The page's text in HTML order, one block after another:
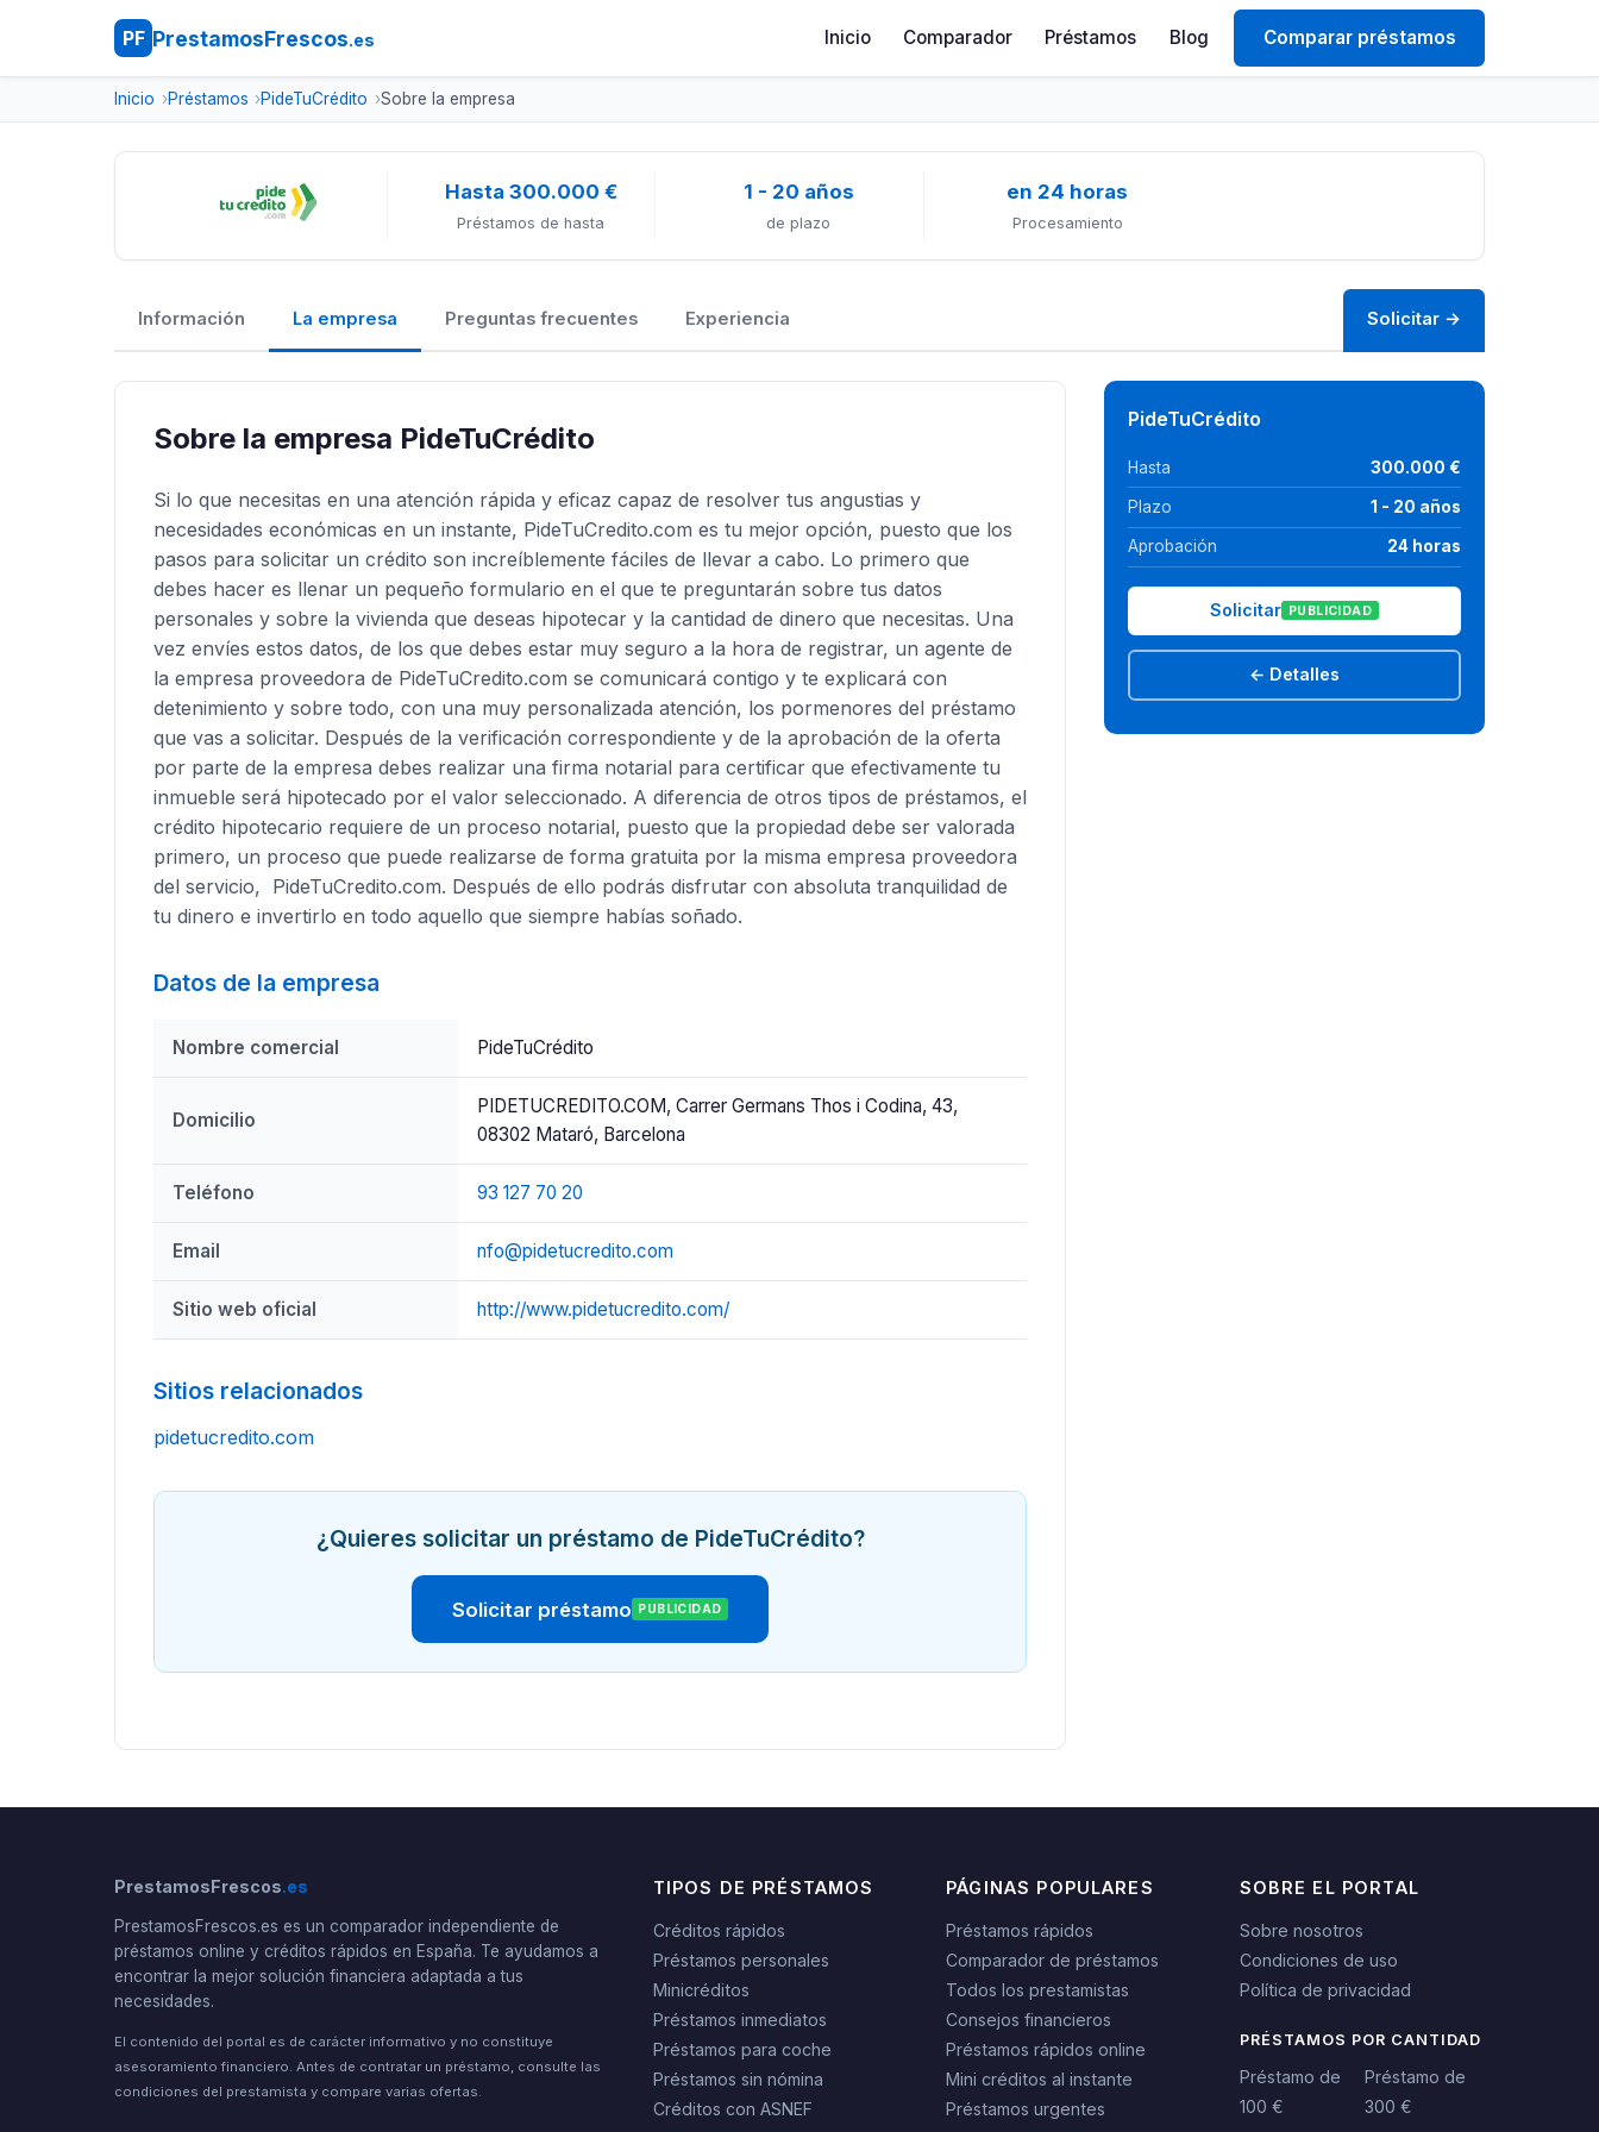
PF PrestamosFrescos.es Inicio Comparador Préstamos Blog Comparar préstamos
Inicio Préstamos PideTuCrédito Sobre la empresa
Hasta 300.000 €
Préstamos de hasta
1 - 20 años
de plazo
en 24 horas
Procesamiento
Información La empresa Preguntas frecuentes Experiencia Solicitar →
Sobre la empresa PideTuCrédito
Si lo que necesitas en una atención rápida y eficaz capaz de resolver tus angustias y
necesidades económicas en un instante, PideTuCredito.com es tu mejor opción, puesto que los
pasos para solicitar un crédito son increíblemente fáciles de llevar a cabo. Lo primero que
debes hacer es llenar un pequeño formulario en el que te preguntarán sobre tus datos
personales y sobre la vivienda que deseas hipotecar y la cantidad de dinero que necesitas. Una
vez envíes estos datos, de los que debes estar muy seguro a la hora de registrar, un agente de
la empresa proveedora de PideTuCredito.com se comunicará contigo y te explicará con
detenimiento y sobre todo, con una muy personalizada atención, los pormenores del préstamo
que vas a solicitar. Después de la verificación correspondiente y de la aprobación de la oferta
por parte de la empresa debes realizar una firma notarial para certificar que efectivamente tu
inmueble será hipotecado por el valor seleccionado. A diferencia de otros tipos de préstamos, el
crédito hipotecario requiere de un proceso notarial, puesto que la propiedad debe ser valorada
primero, un proceso que puede realizarse de forma gratuita por la misma empresa proveedora
del servicio, PideTuCredito.com. Después de ello podrás disfrutar con absoluta tranquilidad de
tu dinero e invertirlo en todo aquello que siempre habías soñado.
Datos de la empresa
Nombre comercial PideTuCrédito
Domicilio
PIDETUCREDITO.COM, Carrer Germans Thos i Codina, 43,
08302 Mataró, Barcelona
Teléfono 93 127 70 20
Email nfo@pidetucredito.com
Sitio web oficial http://www.pidetucredito.com/
Sitios relacionados
pidetucredito.com
¿Quieres solicitar un préstamo de PideTuCrédito?
Solicitar préstamo PUBLICIDAD
PideTuCrédito
Hasta 300.000 €
Plazo 1 - 20 años
Aprobación 24 horas
Solicitar PUBLICIDAD
← Detalles
PrestamosFrescos.es
PrestamosFrescos.es es un comparador independiente de
préstamos online y créditos rápidos en España. Te ayudamos a
encontrar la mejor solución financiera adaptada a tus
necesidades.
El contenido del portal es de carácter informativo y no constituye
asesoramiento financiero. Antes de contratar un préstamo, consulte las
condiciones del prestamista y compare varias ofertas.
TIPOS DE PRÉSTAMOS
Créditos rápidos
Préstamos personales
Minicréditos
Préstamos inmediatos
Préstamos para coche
Préstamos sin nómina
Créditos con ASNEF
PÁGINAS POPULARES
Préstamos rápidos
Comparador de préstamos
Todos los prestamistas
Consejos financieros
Préstamos rápidos online
Mini créditos al instante
Préstamos urgentes
SOBRE EL PORTAL
Sobre nosotros
Condiciones de uso
Política de privacidad
PRÉSTAMOS POR CANTIDAD
Préstamo de
100 €
Préstamo de
300 €